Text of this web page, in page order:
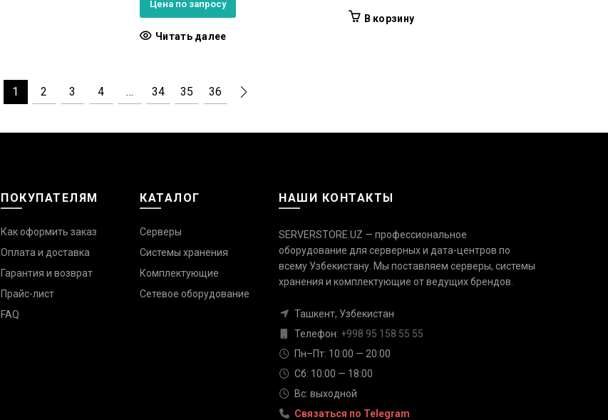
Цена по запросу
Читать далее
В корзину
1 2 3 4 … 34 35 36
ПОКУПАТЕЛЯМ
Как оформить заказ
Оплата и доставка
Гарантия и возврат
Прайс-лист
FAQ
КАТАЛОГ
Серверы
Системы хранения
Комплектующие
Сетевое оборудование
НАШИ КОНТАКТЫ
SERVERSTORE.UZ — профессиональное
оборудование для серверных и дата-центров по
всему Узбекистану. Мы поставляем серверы, системы
хранения и комплектующие от ведущих брендов.
Ташкент, Узбекистан
Телефон: +998 95 158 55 55
Пн–Пт: 10:00 — 20:00
Сб: 10:00 — 18:00
Вс: выходной
Связаться по Telegram
Связаться с нами
Ответим быстро — выберите
удобный канал